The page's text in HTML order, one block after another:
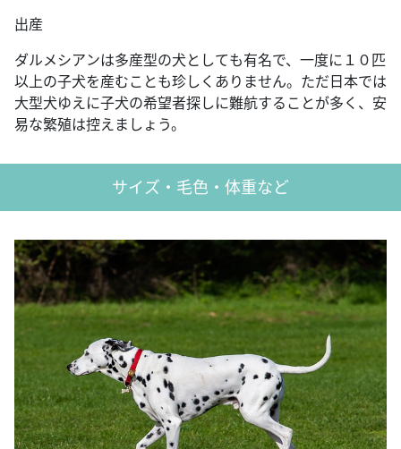
出産
ダルメシアンは多産型の犬としても有名で、一度に１０匹
以上の子犬を産むことも珍しくありません。ただ日本では
大型犬ゆえに子犬の希望者探しに難航することが多く、安
易な繁殖は控えましょう。
サイズ・毛色・体重など